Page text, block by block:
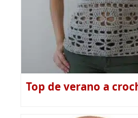
Top de verano a